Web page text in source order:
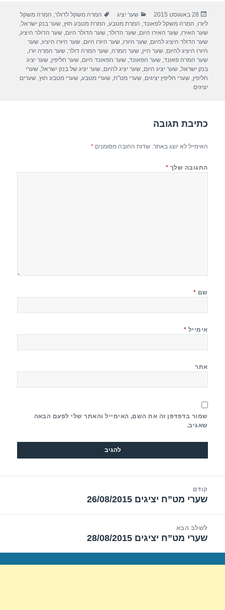
e
b
o
o
k
er
e
פורסם
בתאריך
28 באוגוסט 2015 קטגוריות
שער יציג תגיות
המרה משקל לדולר, המרה משקל
ליורו, המרה משקל לפאונד, המרת מטבע, המרת מטבע חוץ,שער בנק ישראל,
שער האירו,שער האירו היום,שער הדולר,שער הדולר היום,שער הדולר היציג,
שער הדולר היציג להיום,שער היורו,שער היורו היום,שער היורו היציג,שער
היורו היציג להיום,שער היין,שער המרה,שער המרה דולר,שער המרה יורו,
שער המרה פאונד,שער הפאונד,שער הפאונד היום,שער חליפין,שער יציג
בנק ישראל,שער יציג היום,שער יציג להיום,שער יציג של בנק ישראל,שערי
חליפין,שערי חליפין יציגים,שערי מט"ח,שערי מטבע,שערי מטבע חוץ,שערים
יציגים
כתיבת תגובה
האימייל לא יוצג באתר. שדות החובה מסומנים*
התגובה שלך *
שם *
אימייל *
אתר
שמור בדפדפן זה את השם, האימייל והאתר שלי לפעם הבאה
שאגיב.
קודם
הפוסט
שערי מט”ח יציגים 26/08/2015
לשלב הבא
הפוסט
שערי מט”ח יציגים 28/08/2015